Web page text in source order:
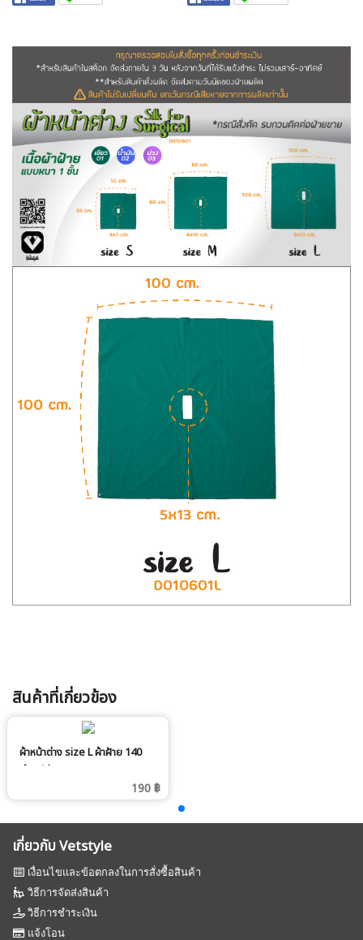
สินค้าที่เกี่ยวข้อง
ผ้าหน้าต่าง size L ผ้าฝ้าย 140
เส้น สีม่วง
190 ฿
เกี่ยวกับ Vetstyle
เงื่อนไขและข้อตกลงในการสั่งซื้อสินค้า
วิธีการจัดส่งสินค้า
วิธีการชำระเงิน
แจ้งโอน